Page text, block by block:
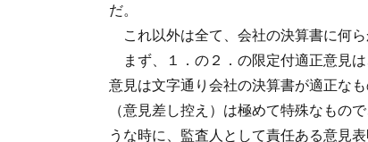
だ。
これ以外は全て、会社の決算書に何ら
まず、１．の２．の限定付適正意見
意見は文字通り会社の決算書が適正な
（意見差し控え）は極めて特殊なもの
うな時に、監査人として責任ある意見